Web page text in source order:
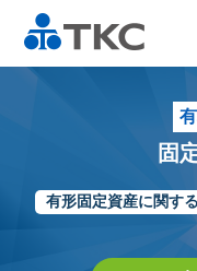
固
有形固定資産に関す